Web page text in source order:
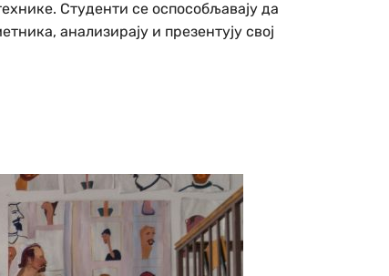
Студенти се оспособљавају да
анализирају и презентују свој